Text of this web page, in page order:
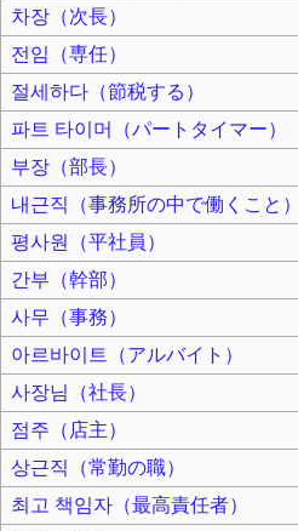
차장（次長）
전임（専任）
절세하다（節税する）
파트 타이머（パートタイマー）
부장（部長）
내근직（事務所の中で働くこと）
평사원（平社員）
간부（幹部）
사무（事務）
아르바이트（アルバイト）
사장님（社長）
점주（店主）
상근직（常勤の職）
최고 책임자（最高責任者）